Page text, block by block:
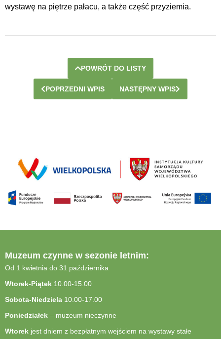
wystawę na piętrze pałacu, a także część przyziemia.
POWRÓT DO LISTY
POPRZEDNI WPIS NASTĘPNY WPIS
Muzeum czynne w sezonie letnim:
Od 1 kwietnia do 31 października
Wtorek-Piątek 10.00-15.00
Sobota-Niedziela 10.00-17.00
Poniedziałek – muzeum nieczynne
Wtorek jest dniem z bezpłatnym wejściem na wystawy stałe